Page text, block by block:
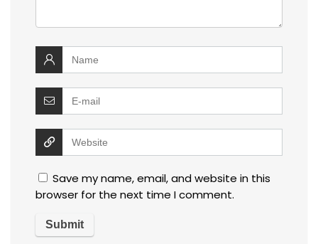
Save my name, email, and website in this
browser for the next time I comment.